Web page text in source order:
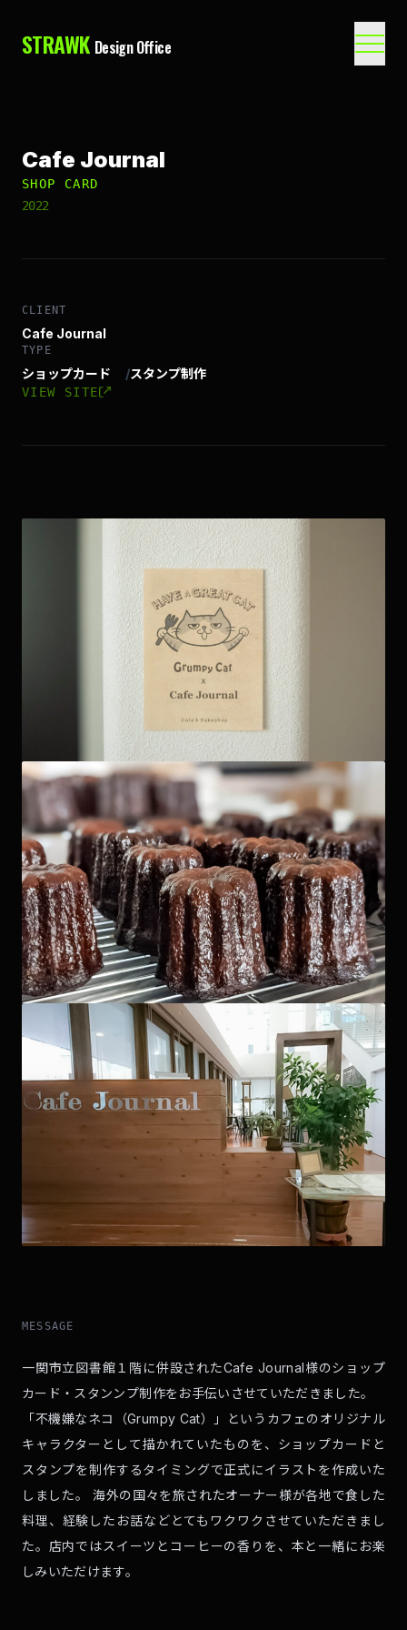
STRAWK Design Office
Cafe Journal
SHOP CARD
2022
CLIENT
Cafe Journal
TYPE
ショップカード /スタンプ制作
VIEW SITE
MESSAGE
一関市立図書館１階に併設されたCafe Journal様のショップ
カード・スタンンプ制作をお手伝いさせていただきました。
「不機嫌なネコ（Grumpy Cat）」というカフェのオリジナル
キャラクターとして描かれていたものを、ショップカードと
スタンプを制作するタイミングで正式にイラストを作成いた
しました。 海外の国々を旅されたオーナー様が各地で食した
料理、経験したお話などとてもワクワクさせていただきまし
た。店内ではスイーツとコーヒーの香りを、本と一緒にお楽
しみいただけます。